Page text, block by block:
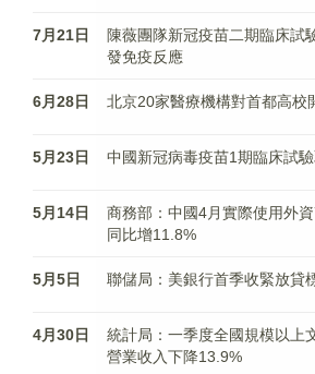
7月21日
陳薇團隊新冠疫苗二期臨床試
發免疫反應
6月28日 北京20家醫療機構對首都高校
5月23日 中國新冠病毒疫苗1期臨床試
5月14日
商務部：中國4月實際使用外
同比增11.8%
5月5日 聯儲局：美銀行首季收緊放貸
4月30日
統計局：一季度全國規模以上
營業收入下降13.9%